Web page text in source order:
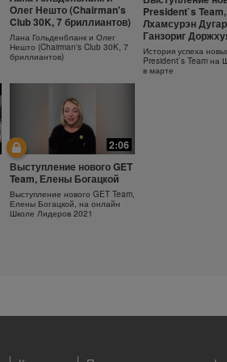
Как поддерживать
молодость кожи?
Антивозрастная сыворотка
Herbalife SKIN
Основы
Узнайте больше об
кожей!
Олег Нешто (Chairman's
Club 30K, 7 бриллиантов)
Лана Гольденбланк и Олег
Нешто (Chairman's Club 30K, 7
бриллиантов)
President`s Team,
Лхамсурэн
Ганзориг
История успеха
President`s Team на
в марте
2:06
Выступление нового GET
Team, Елены Богацкой
Выступление нового GET Team,
Елены Богацкой, на онлайн
Школе Лидеров 2021